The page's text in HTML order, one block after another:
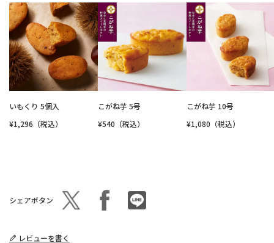
いもくり 5個入
¥1,296（税込）
こがね芋 5号
¥540（税込）
こがね芋 10号
¥1,080（税込）
シェアボタン
レビューを書く